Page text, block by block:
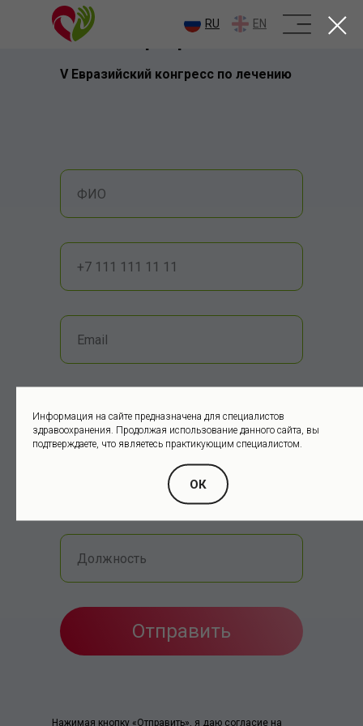
RU EN
Информация на сайте предназначена для специалистов
здравоохранения. Продолжая использование данного сайта, вы
подтверждаете, что являетесь практикующим специалистом.
ОК
Зарегистрироваться на
очное мероприятие
V Евразийский конгресс по лечению
Отправить
Нажимая кнопку «Отправить», я даю согласие на